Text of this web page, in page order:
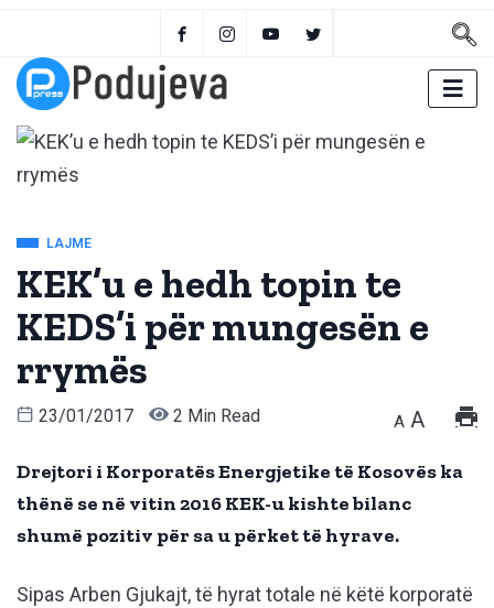
LAJME
KEK’u e hedh topin te
KEDS’i për mungesën e
rrymës
23/01/2017 2 Min Read A A
Drejtori i Korporatës Energjetike të Kosovës ka
thënë se në vitin 2016 KEK-u kishte bilanc
shumë pozitiv për sa u përket të hyrave.
Sipas Arben Gjukajt, të hyrat totale në këtë korporatë